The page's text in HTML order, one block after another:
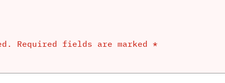
Required fields are marked *